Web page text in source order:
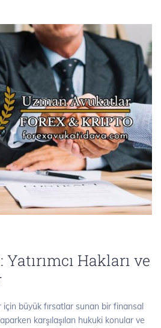
Hakları ve
için büyük fırsatlar sunan bir finansal
karşılaşılan hukuki konular ve